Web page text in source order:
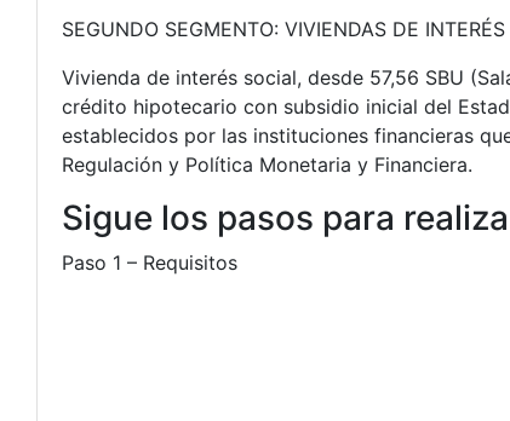
SEGUNDO SEGMENTO: VIVIENDAS DE
Vivienda de interés social, desde 57,56 SBU
crédito hipotecario con subsidio inicial del
establecidos por las instituciones financieras
Regulación y Política Monetaria y Financiera.
Sigue los pasos para
Paso 1 – Requisitos